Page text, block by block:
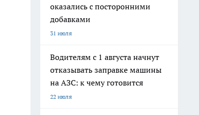
оказались с посторонними
добавками
31 июля
Водителям с 1 августа начнут
отказывать заправке машины
на АЗС: к чему готовится
22 июля